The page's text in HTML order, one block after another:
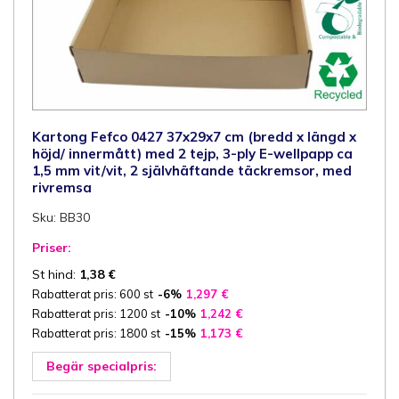
Kartong Fefco 0427 37x29x7 cm (bredd x längd x
höjd/ innermått) med 2 tejp, 3-ply E-wellpapp ca
1,5 mm vit/vit, 2 självhäftande täckremsor, med
rivremsa
Sku: BB30
Priser:
St hind: 1,38 €
Rabatterat pris: 600 st -6% 1,297 €
Rabatterat pris: 1200 st -10% 1,242 €
Rabatterat pris: 1800 st -15% 1,173 €
Begär specialpris: